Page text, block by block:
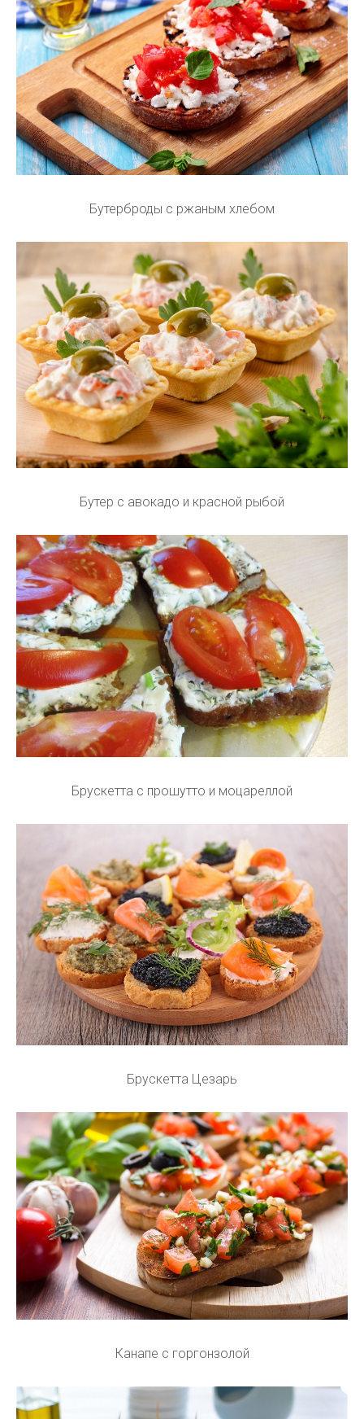
Бутерброды с ржаным хлебом
Бутер с авокадо и красной рыбой
Брускетта с прошутто и моцареллой
Брускетта Цезарь
Канапе с горгонзолой